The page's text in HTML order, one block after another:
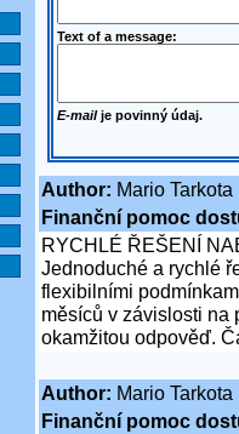
Text of a message:
E-mailje povinný údaj.
Author: Mario Tarkota
Finanční pomoc
RYCHLÉ ŘEŠENÍ
Jednoduché a rychlé
flexibilními
měsíců v závislosti na
okamžitou odpověď.
Author: Mario Tarkota
Finanční pomoc